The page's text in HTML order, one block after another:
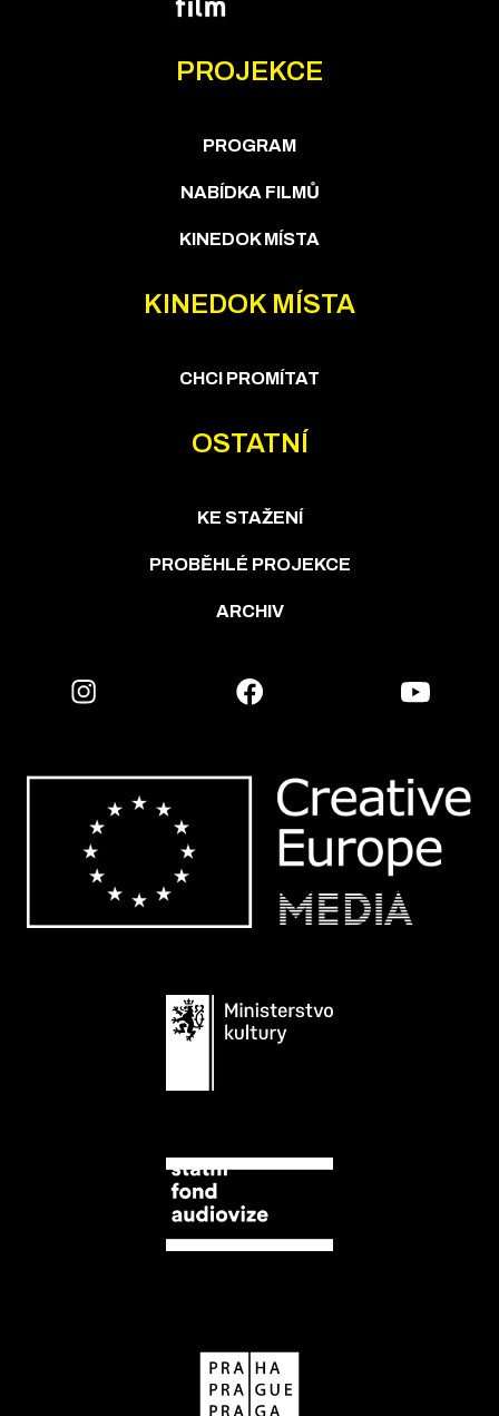
PROJEKCE
PROGRAM
NABÍDKA FILMŮ
KINEDOK MÍSTA
KINEDOK MÍSTA
CHCI PROMÍTAT
OSTATNÍ
KE STAŽENÍ
PROBĚHLÉ PROJEKCE
ARCHIV